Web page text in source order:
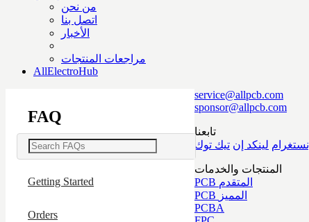
من نحن
اتصل بنا
الأخبار
مراجعات المنتجات
AllElectroHub
FAQ
Getting Started
Orders
service@allpcb.com
sponsor@allpcb.com
تابعنا
إنستغرام لينكد إن تيك توك
المنتجات والخدمات
PCB المتقدم
PCB المميز
PCBA